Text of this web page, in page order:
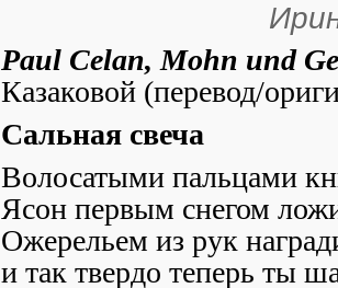
Paul Celan, Mohn und
Казаковой (перевод/
Сальная свеча
Волосатыми пальцами
Ясон первым снегом
Ожерельем из рук
и так твердо теперь ты